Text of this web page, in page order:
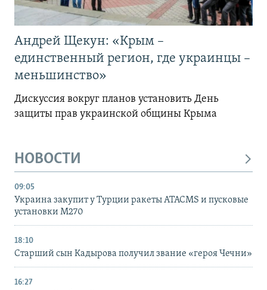
Андрей Щекун: «Крым –
единственный регион, где украинцы –
меньшинство»
Дискуссия вокруг планов установить День
защиты прав украинской общины Крыма
НОВОСТИ
09:05
Украина закупит у Турции ракеты ATACMS и пусковые
установки M270
18:10
Старший сын Кадырова получил звание «героя Чечни»
16:27